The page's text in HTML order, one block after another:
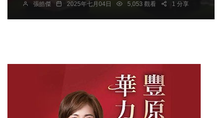
張皓傑 2025年七月04日 5,053 觀看 1 分享